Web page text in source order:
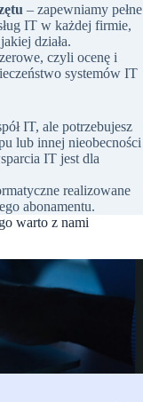
– zapewniamy pełne
IT w każdej firmie,
działa.
czyli ocenę i
systemów IT
IT, ale potrzebujesz
lub innej nieobecności
IT jest dla
realizowane
abonamentu.
warto z nami